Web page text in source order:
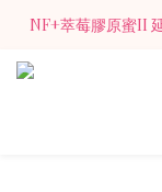
NF+萃莓膠原蜜II
NF+萃莓膠原蜜II
NF+萃莓膠原蜜II